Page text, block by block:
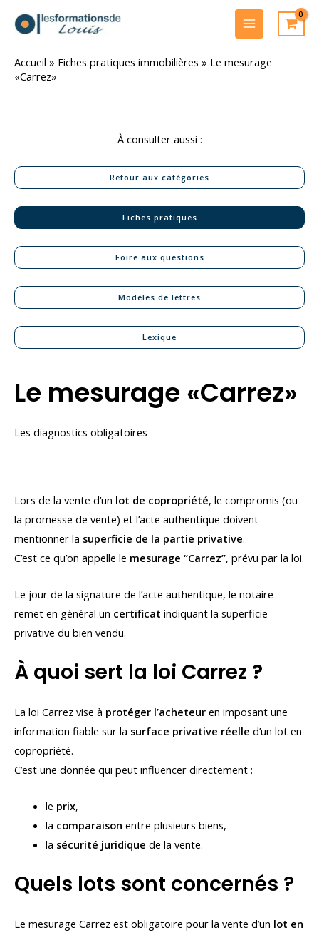
MAIN
MENU
Accueil » Fiches pratiques immobilières » Le mesurage
«Carrez»
À consulter aussi :
Retour aux catégories
Fiches pratiques
Foire aux questions
Modèles de lettres
Lexique
Le mesurage «Carrez»
Les diagnostics obligatoires
Lors de la vente d’un lot de copropriété, le compromis (ou
la promesse de vente) et l’acte authentique doivent
mentionner la superficie de la partie privative.
C’est ce qu’on appelle le mesurage “Carrez”, prévu par la loi.
Le jour de la signature de l’acte authentique, le notaire
remet en général un certificat indiquant la superficie
privative du bien vendu.
À quoi sert la loi Carrez ?
La loi Carrez vise à protéger l’acheteur en imposant une
information fiable sur la surface privative réelle d’un lot en
copropriété.
C’est une donnée qui peut influencer directement :
le prix,
la comparaison entre plusieurs biens,
la sécurité juridique de la vente.
Quels lots sont concernés ?
Le mesurage Carrez est obligatoire pour la vente d’un lot en